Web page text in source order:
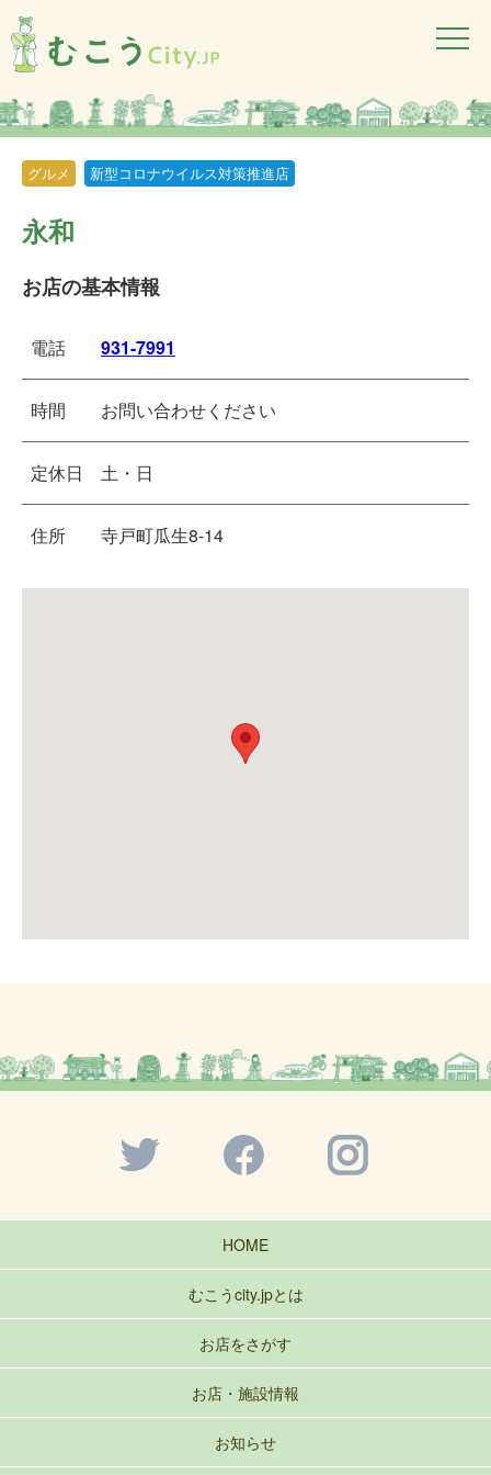
グルメ 新型コロナウイルス対策推進店
永和
お店の基本情報
電話 931-7991
時間 お問い合わせください
定休日 土・日
住所 寺戸町瓜生8-14
HOME
むこうcity.jpとは
お店をさがす
お店・施設情報
お知らせ